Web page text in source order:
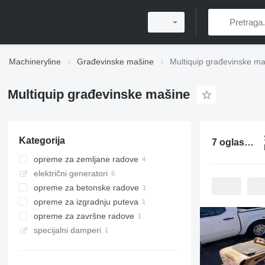
Machineryline Građevinske mašine Multiquip građevinske
Multiquip građevinske mašine
Kategorija
opreme za zemljane radove
vibro ploče
kompaktori
električni generatori
opreme za betonske radove
vibratori za beton
opreme za izgradnju puteva
sјekačice asfalta
opreme za završne radove
rotacione glačalice
specijalni damperi
7 oglasa: